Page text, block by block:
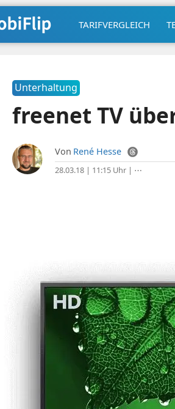
TARIFVERGLEICH
Unterhaltung
freenet TV
Von René Hesse
28.03.18 | 11:15 Uhr| ⋯